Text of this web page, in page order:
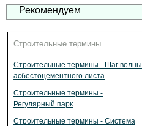
Рекомендуем
Строительные термины
Строительные термины - Шаг волны
асбестоцементного листа
Строительные термины -
Регулярный парк
Строительные термины - Система